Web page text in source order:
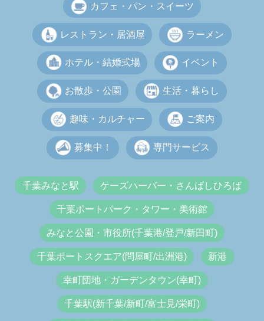
カフェ・パン・スイーツ
レストラン・居酒屋 ラーメン
ホテル・結婚式場 イベント
お散歩・公園 生活・暮らし
趣味・カルチャー ご案内
募集中！ 専門サービス
千葉みなと駅 ケーズハーバー・さんばしひろば
千葉ポートパーク・タワー・美術館
みなと公園・市役所(千葉港/登戸/新田町)
千葉ポートスクエア(問屋町/出洲港) 新港
幸町団地・ガーデンタウン(幸町)
千葉駅(新千葉/新町/富士見/栄町)